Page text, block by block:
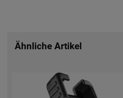
Ähnliche Artikel